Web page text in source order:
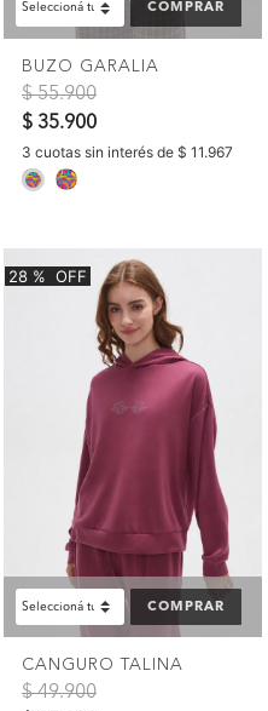
COMPRAR
BUZO GARALIA
Precio reducido de
$ 55.900a
$ 35.900
3 cuotas sin interés de $ 11.967
selected
28 % OFF
COMPRAR
CANGURO TALINA
Precio reducido de
$ 49.900a